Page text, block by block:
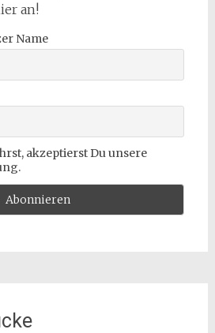
an!
Name
akzeptierst Du unsere